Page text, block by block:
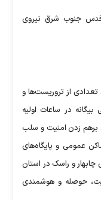
قدس جنوب شرق نیروی
از تروریست‌ها و
در ساعات اولیه
ماه به قصد برهم زدن امنیت و سلب
به ۵ نقطه از اماکن عمومی و پایگاه‌های
چابهار و راسک در استان
حوصله و هوشمندی